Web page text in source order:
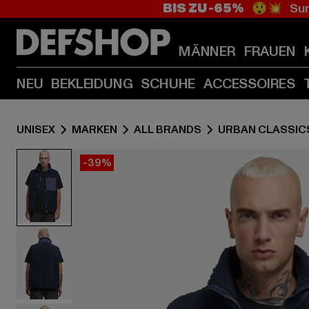
BIS ZU -65% 😲💥
MÄNNER FRAUEN
NEU BEKLEIDUNG SCHUHE ACCESSOIRES
UNISEX MARKEN ALL BRANDS URBAN
-39%